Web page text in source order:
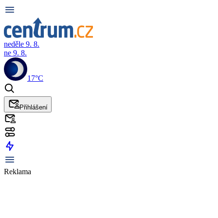
neděle 9. 8.
ne 9. 8.
17°C
Přihlášení
Reklama